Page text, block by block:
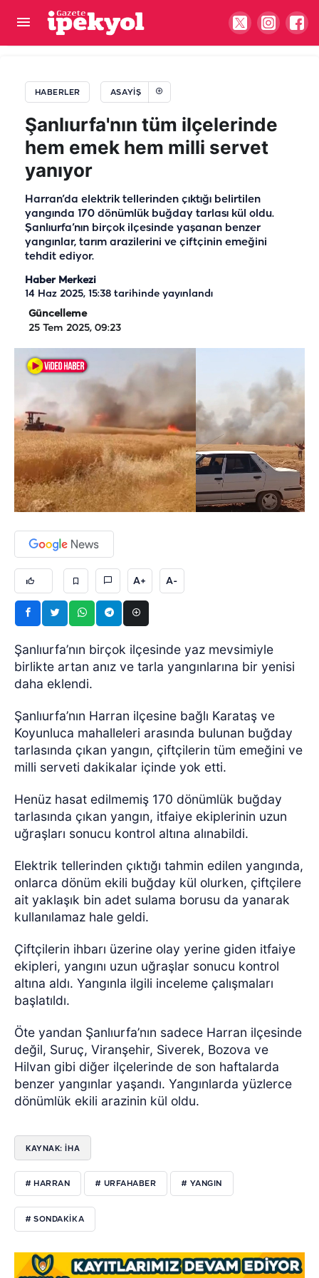
HABERLER ASAYIŞ
Şanlıurfa'nın tüm ilçelerinde
hem emek hem milli servet
yanıyor
Harran’da elektrik tellerinden çıktığı belirtilen
yangında 170 dönümlük buğday tarlası kül oldu.
Şanlıurfa’nın birçok ilçesinde yaşanan benzer
yangınlar, tarım arazilerini ve çiftçinin emeğini
tehdit ediyor.
Haber Merkezi
14 Haz 2025, 15:38 tarihinde yayınlandı
Güncelleme
25 Tem 2025, 09:23
A+ A-
Şanlıurfa’nın birçok ilçesinde yaz mevsimiyle
birlikte artan anız ve tarla yangınlarına bir yenisi
daha eklendi.
Şanlıurfa’nın Harran ilçesine bağlı Karataş ve
Koyunluca mahalleleri arasında bulunan buğday
tarlasında çıkan yangın, çiftçilerin tüm emeğini ve
milli serveti dakikalar içinde yok etti.
Henüz hasat edilmemiş 170 dönümlük buğday
tarlasında çıkan yangın, itfaiye ekiplerinin uzun
uğraşları sonucu kontrol altına alınabildi.
Elektrik tellerinden çıktığı tahmin edilen yangında,
onlarca dönüm ekili buğday kül olurken, çiftçilere
ait yaklaşık bin adet sulama borusu da yanarak
kullanılamaz hale geldi.
Çiftçilerin ihbarı üzerine olay yerine giden itfaiye
ekipleri, yangını uzun uğraşlar sonucu kontrol
altına aldı. Yangınla ilgili inceleme çalışmaları
başlatıldı.
Öte yandan Şanlıurfa’nın sadece Harran ilçesinde
değil, Suruç, Viranşehir, Siverek, Bozova ve
Hilvan gibi diğer ilçelerinde de son haftalarda
benzer yangınlar yaşandı. Yangınlarda yüzlerce
dönümlük ekili arazinin kül oldu.
KAYNAK: İHA
# HARRAN # URFAHABER # YANGIN
# SONDAKIKA
Şanlıurfa'da sebze yüklü tır alev alev yandı